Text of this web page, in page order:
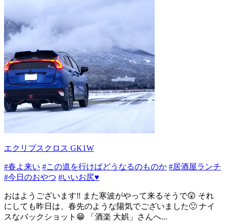
エクリプスクロス GK1W
#春よ来い #この道を行けばどうなるのものか #居酒屋ランチ
#今日のおやつ #いいお尻♥️
おはようございます‼️ また寒波がやって来るそうで😲 それ
にしても昨日は、春先のような陽気でございました🙂 ナイ
スなバックショット😁 「酒楽 大娯」さんへ...